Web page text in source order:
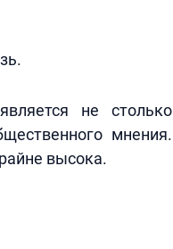
не столько
мнения.
высока.